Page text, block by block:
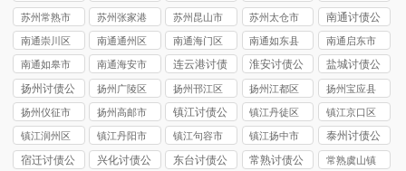
讨债公司
讨债公司
讨债公司
讨债公司
讨债公司
苏州常熟市
讨债公司
苏州张家港
市讨债公司
苏州昆山市
讨债公司
苏州太仓市
讨债公司
南通讨债公
司
南通崇川区
讨债公司
南通通州区
讨债公司
南通海门区
讨债公司
南通如东县
讨债公司
南通启东市
讨债公司
南通如皋市
讨债公司
南通海安市
讨债公司
连云港讨债
公司
淮安讨债公
司
盐城讨债公
司
扬州讨债公
司
扬州广陵区
讨债公司
扬州邗江区
讨债公司
扬州江都区
讨债公司
扬州宝应县
讨债公司
扬州仪征市
讨债公司
扬州高邮市
讨债公司
镇江讨债公
司
镇江丹徒区
讨债公司
镇江京口区
讨债公司
镇江润州区
讨债公司
镇江丹阳市
讨债公司
镇江句容市
讨债公司
镇江扬中市
讨债公司
泰州讨债公
司
宿迁讨债公
兴化讨债公
东台讨债公
常熟讨债公
常熟虞山镇